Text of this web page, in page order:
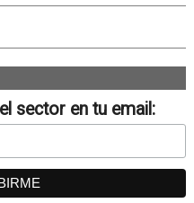
sector en tu email: